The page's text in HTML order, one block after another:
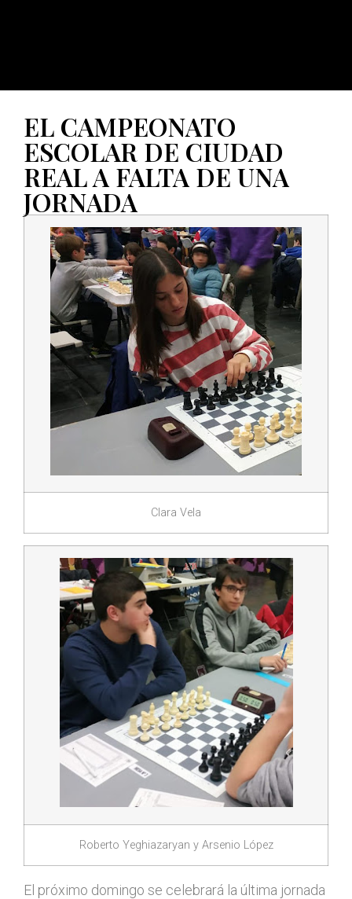
EL CAMPEONATO
ESCOLAR DE CIUDAD
REAL A FALTA DE UNA
JORNADA
Clara Vela
Roberto Yeghiazaryan y Arsenio López
El próximo domingo se celebrará la última jornada